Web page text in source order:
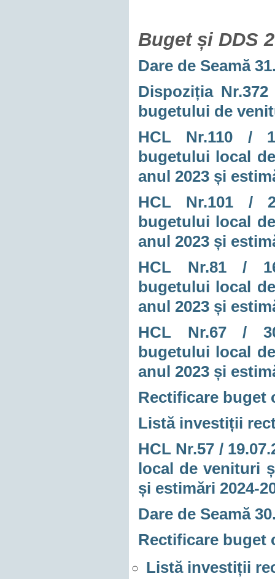
Buget și DDS
Dare de Seamă
Dispoziția
bugetului de
HCL Nr.110 /
bugetului local
anul 2023 și
HCL Nr.101 /
bugetului local
anul 2023 și
HCL
Nr.81 /
bugetului local
anul 2023 și
HCL Nr.67 /
bugetului local
anul 2023 și
Rectificare buget
Listă investiții
HCL Nr.57 /
local de venituri
și estimări 2024-
Dare de Seamă
Rectificare buget
Listă investiții